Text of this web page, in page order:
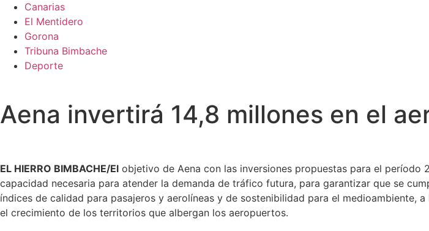
Canarias
El Mentidero
Gorona
Tribuna Bimbache
Deporte
Aena invertirá 14,8 millones en el
EL HIERRO BIMBACHE/El objetivo de Aena con las inversiones propuestas para el
capacidad necesaria para atender la demanda de tráfico futura, para garantizar que se
índices de calidad para pasajeros y aerolíneas y de sostenibilidad para el
el crecimiento de los territorios que albergan los aeropuertos.